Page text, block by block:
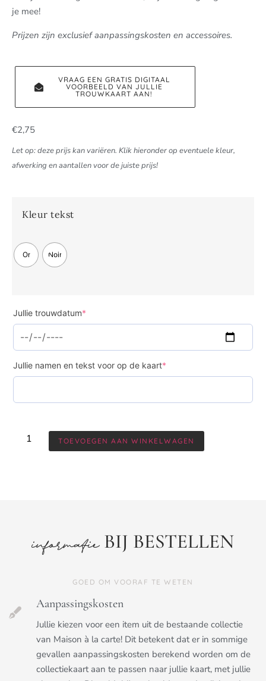
je mee!
Prijzen zijn exclusief aanpassingskosten en accessoires.
VRAAG EEN GRATIS DIGITAAL
VOORBEELD VAN JULLIE
TROUWKAART AAN!
€2,75
Let op: deze prijs kan variëren. Klik hieronder op eventuele kleur,
afwerking en aantallen voor de juiste prijs!
Kleur tekst
Or Noir
Jullie trouwdatum*
Jullie namen en tekst voor op de kaart*
TOEVOEGEN AAN WINKELWAGEN
informatieBIJ BESTELLEN
GOED OM VOORAF TE WETEN
Aanpassingskosten
Jullie kiezen voor een item uit de bestaande collectie
van Maison à la carte! Dit betekent dat er in sommige
gevallen aanpassingskosten berekend worden om de
collectiekaart aan te passen naar jullie kaart, met jullie